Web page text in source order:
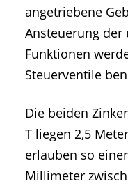
angetriebene
Ansteuerung
Funktionen
Steuerventile
Die beiden
T liegen 2,5
erlauben so
Millimeter